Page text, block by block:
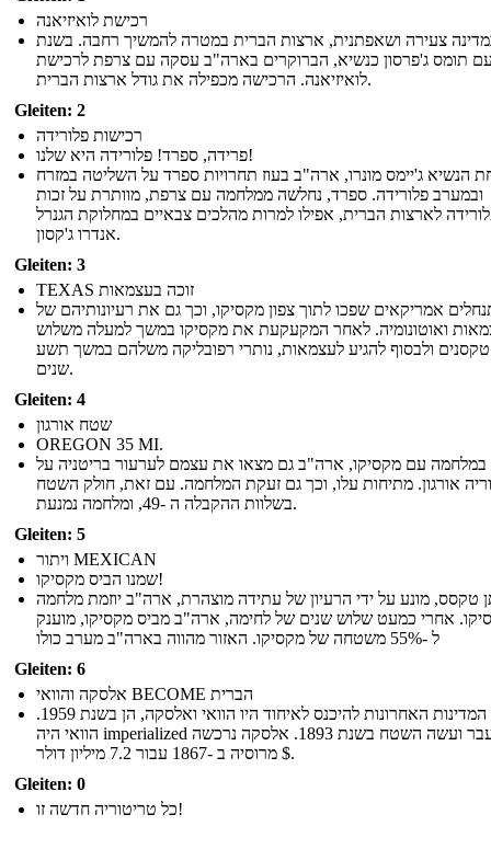
רכישת לואיזיאנה
צעירה ושאפתנית, ארצות הברית במטרה להמשיך רחבה. בשנת
עם תומס ג'פרסון כנשיא, הברוקרים בארה"ב עסקה עם צרפת לרכישת
לואיזיאנה. הרכישה מכפילה את גודל ארצות הברית.
Gleiten: 2
רכישות פלורידה
פרידה, ספרד! פלורידה היא שלנו!
הנשיא ג'יימס מונרו, ארה"ב בעוז תחרויות ספרד על השליטה במזרח
ובמערב פלורידה. ספרד, נחלשה ממלחמה עם צרפת, מוותרת על זכות
לארצות הברית, אפילו למרות מהלכים צבאיים במחלוקת הגנרל
אנדרו ג'קסון.
Gleiten: 3
TEXAS זוכה בעצמאות
אמריקאים שפכו לתוך צפון מקסיקו, וכך גם את רעיונותיהם של
ואוטונומיה. לאחר המקעקעת את מקסיקו במשך למעלה משלוש
ולבסוף להגיע לעצמאות, נותרי רפובליקה משלהם במשך תשע
שנים.
Gleiten: 4
שטח אורגון
OREGON 35 MI.
במלחמה עם מקסיקו, ארה"ב גם מצאו את עצמם לערעור בריטניה על
אורגון. מתיחות עלו, וכך גם זעקת המלחמה. עם זאת, חולק השטח
בשלוות ההקבלה ה -49, ומלחמה נמנעת.
Gleiten: 5
ויתור MEXICAN
שמנו הביס מקסיקו!
טקסס, מונע על ידי הרעיון של עתידה מוצהרת, ארה"ב יוזמת מלחמה
אחרי כמעט שלוש שנים של לחימה, ארה"ב מביס מקסיקו, מוענק
ל -55% משטחה של מקסיקו. האזור מהווה בארה"ב מערב כולו
Gleiten: 6
אלסקה והוואי BECOME הברית
שתי המדינות האחרונות להיכנס לאיחוד היו הוואי ואלסקה, הן בשנת 1959.
הוואי היה imperialized בעבר ועשה השטח בשנת 1893. אלסקה נרכשה
מרוסיה ב -1867 עבור 7.2 מיליון דולר $.
Gleiten: 0
כל טריטוריה חדשה זו!